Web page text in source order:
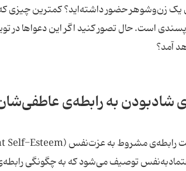
یک زن‌وشوهر حضور داشته‌اید؟ کمترین چیزی
است. حال تصور کنید اگر این دعواها در
آمد؟
شادبودن به رابطه‌ی
توصیف می‌شود که به چگونگی